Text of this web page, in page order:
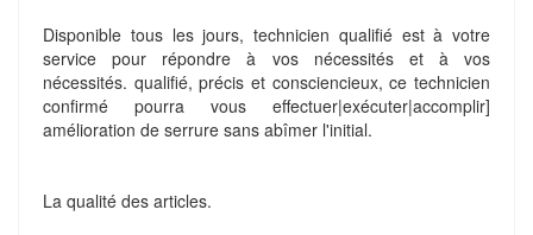
Disponible tous les jours, technicien qualifié est à votre
service pour répondre à vos nécessités et à vos
nécessités. qualifié, précis et consciencieux, ce technicien
confirmé pourra vous effectuer|exécuter|accomplir]
amélioration de serrure sans abîmer l'initial.
La qualité des articles.